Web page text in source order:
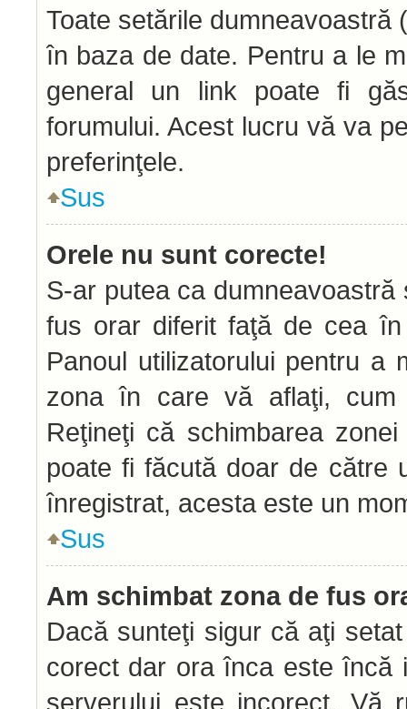
Toate setările
în baza de date. Pentru a le
general un link poate fi
forumului. Acest lucru vă va
preferinţele.
Sus
Orele nu sunt corecte!
S-ar putea ca
fus orar diferit faţă de cea
Panoul utilizatorului pentru a
zona în care vă aflaţi,
Reţineţi că schimbarea
poate fi făcută doar de către
înregistrat, acesta este un
Sus
Am schimbat zona de fus
Dacă sunteţi sigur că aţi
corect dar ora înca este încă
serverului este incorect. Vă